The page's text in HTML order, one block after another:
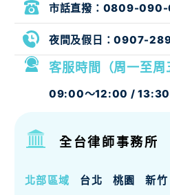
市話直撥： 0809-090-
客服時間（周一至周
09:00～12:00 /
夜間及假日：0907-
全台律師事務所
北部區域 台北 桃園 新竹